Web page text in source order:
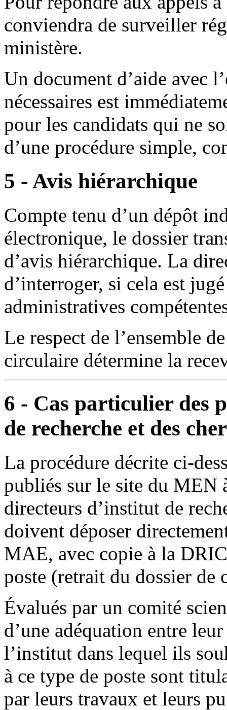
conviendra de surveiller
ministère.
Un document d’aide avec
nécessaires est
pour les candidats qui ne
d’une procédure simple,
5 - Avis hiérarchique
Compte tenu d’un dépôt
électronique, le dossier
d’avis hiérarchique. La
d’interroger, si cela est
administratives
Le respect de l’ensemble
circulaire détermine la
6 - Cas particulier des
de recherche et des
La procédure décrite ci-
publiés sur le site du MEN
directeurs d’institut de
doivent déposer
MAE, avec copie à la
poste (retrait du dossier de
Évalués par un comité
d’une adéquation entre
l’institut dans lequel ils
à ce type de poste sont
par leurs travaux et leurs